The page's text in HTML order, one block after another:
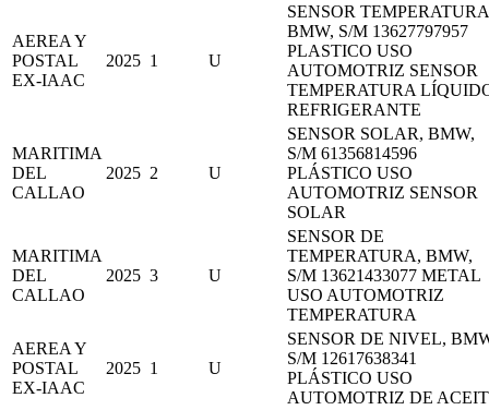
AEREA Y
POSTAL
EX-IAAC
2025 1 U
SENSOR
BMW, S/M 13627797957
PLASTICO USO
AUTOMOTRIZ SENSOR
TEMPERATURA
REFRIGERANTE
MARITIMA
DEL
CALLAO
2025 2 U
SENSOR SOLAR, BMW,
S/M 61356814596
PLÁSTICO USO
AUTOMOTRIZ SENSOR
SOLAR
MARITIMA
DEL
CALLAO
2025 3 U
SENSOR DE
TEMPERATURA, BMW,
S/M 13621433077 METAL
USO AUTOMOTRIZ
TEMPERATURA
AEREA Y
POSTAL
EX-IAAC
2025 1 U
SENSOR DE NIVEL,
S/M 12617638341
PLÁSTICO USO
AUTOMOTRIZ DE